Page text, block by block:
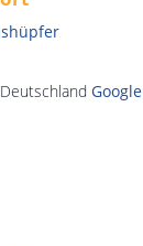
Deutschland Google